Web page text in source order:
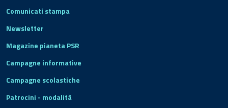
Comunicati stampa
Newsletter
Magazine pianeta PSR
Campagne informative
Campagne scolastiche
Patrocini - modalità